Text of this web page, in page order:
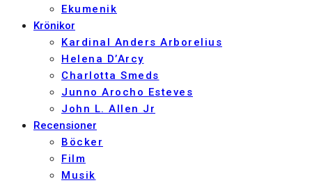
Ekumenik
Krönikor
Kardinal Anders Arborelius
Helena D’Arcy
Charlotta Smeds
Junno Arocho Esteves
John L. Allen Jr
Recensioner
Böcker
Film
Musik